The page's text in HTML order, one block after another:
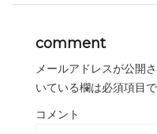
comment
メールアドレスが公開
いている欄は必須項目
コメント